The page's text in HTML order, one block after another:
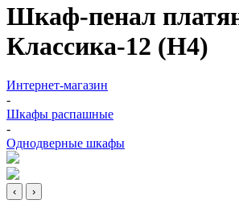
Шкаф-пенал
Классика-12 (Н4)
Интернет-магазин
-
Шкафы распашные
-
Однодверные шкафы
‹ ›